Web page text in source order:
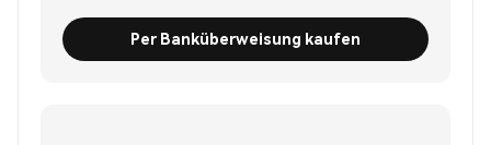
Per Banküberweisung kaufen